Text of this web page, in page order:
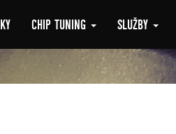
CHIP TUNING SLUŽBY